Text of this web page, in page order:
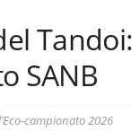
Tandoi:
SANB
campionato 2026